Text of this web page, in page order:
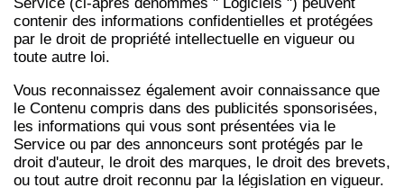
contenir des informations confidentielles et protégées
par le droit de propriété intellectuelle en vigueur ou
toute autre loi.
Vous reconnaissez également avoir connaissance que
le Contenu compris dans des publicités sponsorisées,
les informations qui vous sont présentées via le
Service ou par des annonceurs sont protégés par le
droit d'auteur, le droit des marques, le droit des brevets,
ou tout autre droit reconnu par la législation en vigueur.